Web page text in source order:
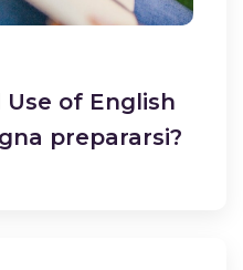
Use of English
prepararsi?